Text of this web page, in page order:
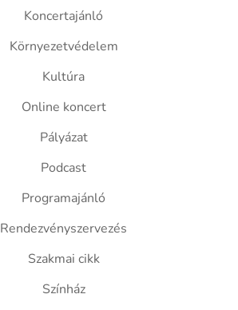
Koncertajánló
Környezetvédelem
Kultúra
Online koncert
Pályázat
Podcast
Programajánló
Rendezvényszervezés
Szakmai cikk
Színház